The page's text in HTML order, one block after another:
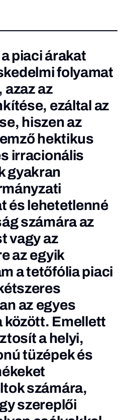
piaci árakat
folyamat
az
ezáltal az
hiszen az
hektikus
irracionális
gyakran
és lehetetlenné
számára az
vagy az
az egyik
a tetőfólia piaci
az egyes
között. Emellett
a helyi,
tüzépek és
számára,
szereplői